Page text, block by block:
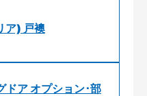
ア) 戸襖
ア オプション･部